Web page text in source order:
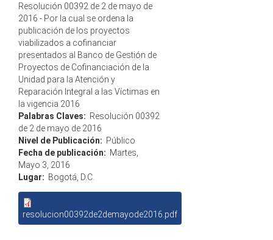
Resolución 00392 de 2 de mayo de
2016 - Por la cual se ordena la
publicación de los proyectos
viabilizados a cofinanciar
presentados al Banco de Gestión de
Proyectos de Cofinanciación de la
Unidad para la Atención y
Reparación Integral a las Víctimas en
la vigencia 2016
Palabras Claves: Resolución 00392
de 2 de mayo de 2016
Nivel de Publicación: Público
Fecha de publicación: Martes,
Mayo 3, 2016
Lugar: Bogotá, D.C.
resolucion00392de2demayode2016.pdf